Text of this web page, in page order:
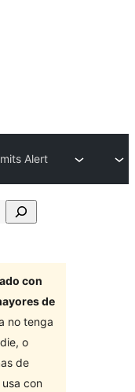
Alert
con
de
no tenga
o
de
con